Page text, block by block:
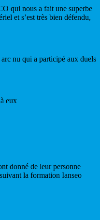
qui nous a fait une superbe
et s’est très bien défendu,
nu qui a participé aux duels
eux
donné de leur personne
la formation Ianseo